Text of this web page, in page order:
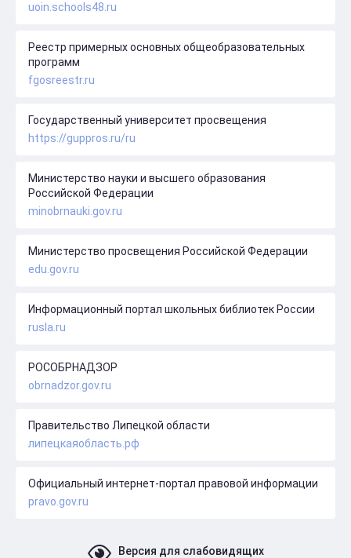
uoin.schools48.ru
Реестр примерных основных общеобразовательных
программ
fgosreestr.ru
Государственный университет просвещения
https://guppros.ru/ru
Министерство науки и высшего образования
Российской Федерации
minobrnauki.gov.ru
Министерство просвещения Российской Федерации
edu.gov.ru
Информационный портал школьных библиотек России
rusla.ru
РОСОБРНАДЗОР
obrnadzor.gov.ru
Правительство Липецкой области
липецкаяобласть.рф
Официальный интернет-портал правовой информации
pravo.gov.ru
Версия для слабовидящих